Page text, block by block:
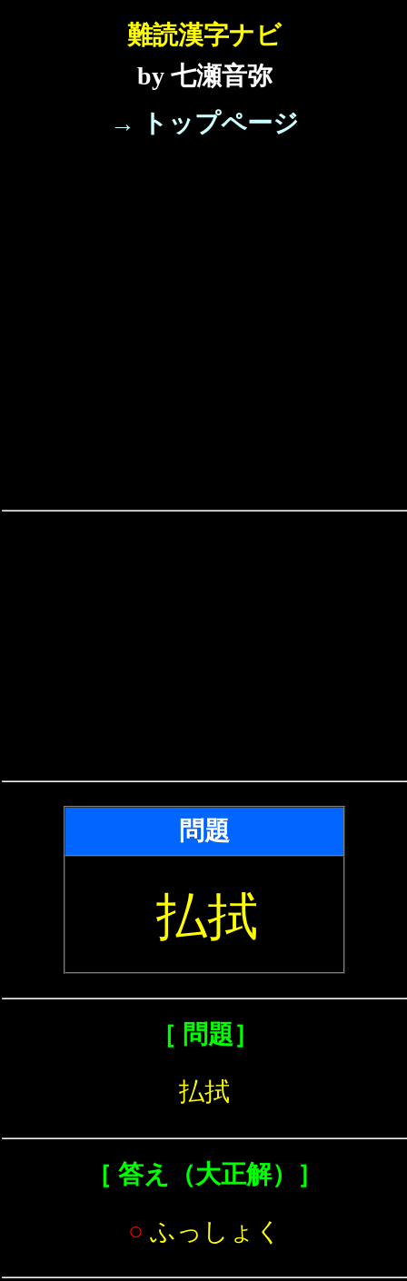
難読漢字ナビ
by 七瀬音弥
→ トップページ
問題
払拭
［ 問題］
払拭
［ 答え（大正解）］
○ ふっしょく